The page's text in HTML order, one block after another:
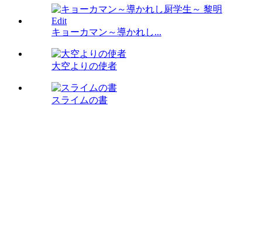
キョーカマン～導かれし...
大空よりの使者
スライムの書